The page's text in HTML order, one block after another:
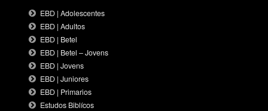
EBD | Adolescentes
EBD | Adultos
EBD | Betel
EBD | Betel – Jovens
EBD | Jovens
EBD | Juniores
EBD | Primarios
Estudos Biblícos